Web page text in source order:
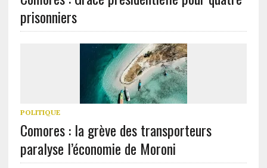
prisonniers
POLITIQUE
Comores : la grève des transporteurs
paralyse l’économie de Moroni